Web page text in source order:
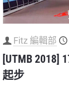
Fitz 編輯部
[UTMB 2018]
起步